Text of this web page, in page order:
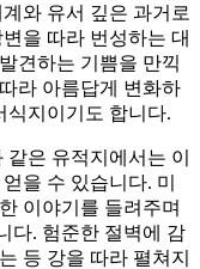
와 유서 깊은 과거로
을 따라 번성하는 대
견하는 기쁨을 만끽
라 아름답게 변화하
식지이기도 합니다.
은 유적지에서는 이
을 수 있습니다. 미
이야기를 들려주며
다. 험준한 절벽에 감
등 강을 따라 펼쳐지